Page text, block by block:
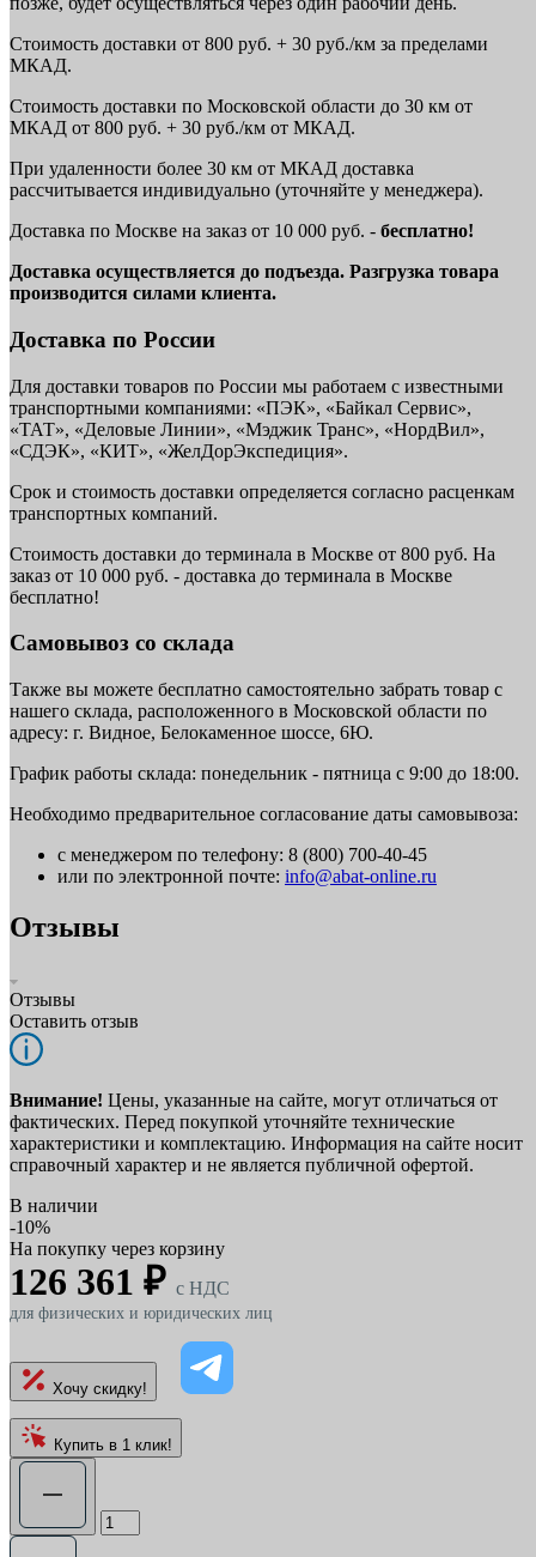
Стоимость доставки от 800 руб. + 30 руб./км за пределами
МКАД.
Стоимость доставки по Московской области до 30 км от
МКАД от 800 руб. + 30 руб./км от МКАД.
При удаленности более 30 км от МКАД доставка
рассчитывается индивидуально (уточняйте у менеджера).
Доставка по Москве на заказ от 10 000 руб. - бесплатно!
Доставка осуществляется до подъезда. Разгрузка товара
производится силами клиента.
Доставка по России
Для доставки товаров по России мы работаем с известными
транспортными компаниями: «ПЭК», «Байкал Сервис»,
«ТАТ», «Деловые Линии», «Мэджик Транс», «НордВил»,
«СДЭК», «КИТ», «ЖелДорЭкспедиция».
Срок и стоимость доставки определяется согласно расценкам
транспортных компаний.
Стоимость доставки до терминала в Москве от 800 руб. На
заказ от 10 000 руб. - доставка до терминала в Москве
бесплатно!
Самовывоз со склада
Также вы можете бесплатно самостоятельно забрать товар с
нашего склада, расположенного в Московской области по
адресу: г. Видное, Белокаменное шоссе, 6Ю.
График работы склада: понедельник - пятница с 9:00 до 18:00.
Необходимо предварительное согласование даты самовывоза:
с менеджером по телефону: 8 (800) 700-40-45
или по электронной почте: info@abat-online.ru
Отзывы
Отзывы
Оставить отзыв
Внимание! Цены, указанные на сайте, могут отличаться от
фактических. Перед покупкой уточняйте технические
характеристики и комплектацию. Информация на сайте носит
справочный характер и не является публичной офертой.
В наличии
-10%
На покупку через корзину
126 361 ₽ c НДС
для физических и юридических лиц
Хочу скидку!
Купить в 1 клик!